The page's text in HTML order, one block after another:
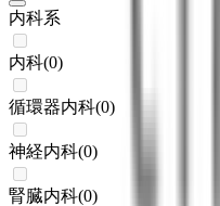
内科系
内科(0)
循環器内科(0)
神経内科(0)
腎臓内科(0)